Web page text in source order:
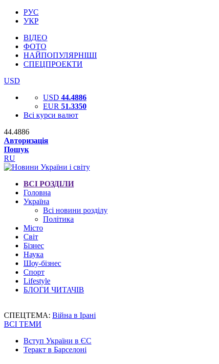
РУС
УКР
ВІДЕО
ФОТО
НАЙПОПУЛЯРНІШІ
СПЕЦПРОЕКТИ
USD
USD 44.4886
EUR 51.3350
Всі курси валют
44.4886
Авторизація
Пошук
RU
ВСІ РОЗДІЛИ
Головна
Україна
Всі новини розділу
Політика
Місто
Світ
Бізнес
Наука
Шоу-бізнес
Спорт
Lifestyle
БЛОГИ ЧИТАЧІВ
СПЕЦТЕМА: Війна в Ірані
ВСІ ТЕМИ
Вступ України в ЄС
Теракт в Барселоні